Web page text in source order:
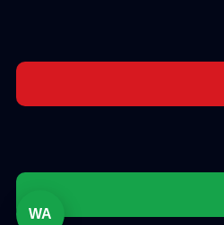
WA